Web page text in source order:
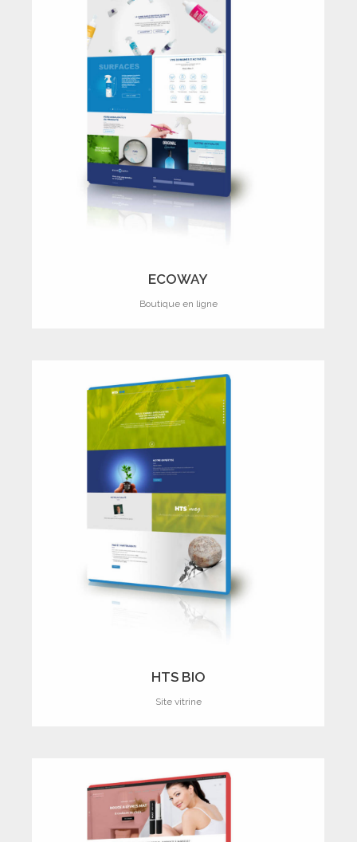
ECOWAY
Boutique en ligne
HTS BIO
Site vitrine